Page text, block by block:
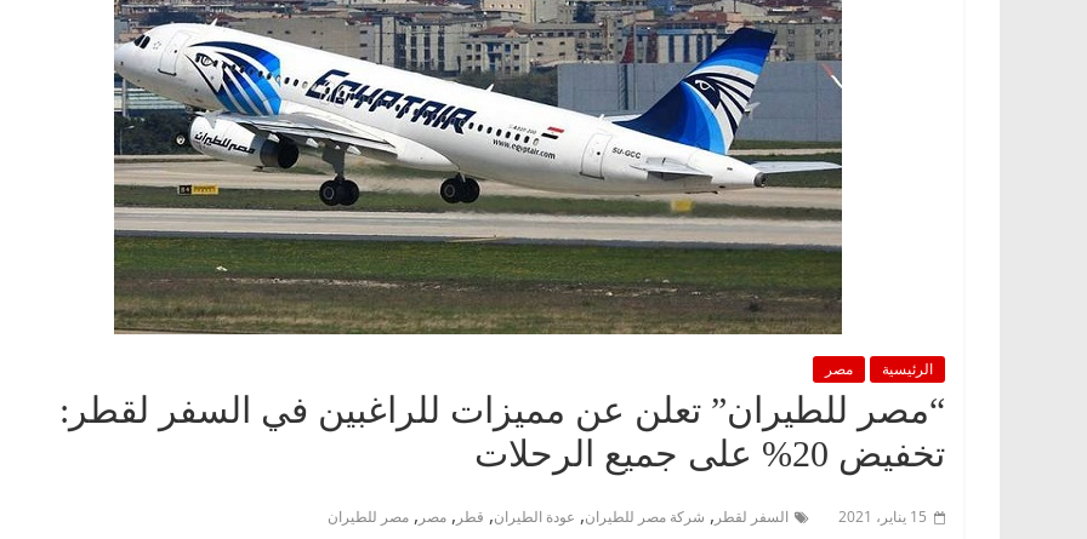
الرئيسية مصر
“مصر للطيران” تعلن عن مميزات للراغبين في السفر لقطر:
تخفيض 20% على جميع الرحلات
15 يناير، 2021 السفر لقطر , شركة مصر للطيران, عودة الطيران, قطر , مصر , مصر للطيران